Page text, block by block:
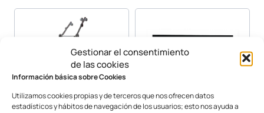
Gestionar el consentimiento
de las cookies
Información básica sobre Cookies
Utilizamos cookies propias y de terceros que nos ofrecen datos
estadísticos y hábitos de navegación de los usuarios; esto nos ayuda a